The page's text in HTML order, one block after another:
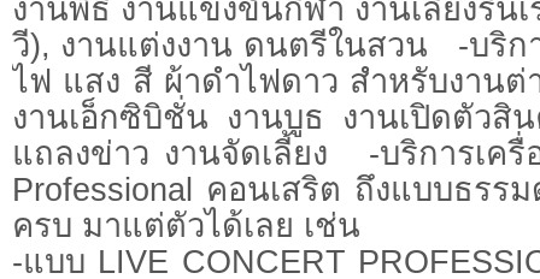
งานพิธี งานแข่งขันกีฬา งานเลี้ยงรื่นเ
วี), งานแต่งงาน ดนตรีในสวน -บริกา
ไฟ แสง สี ผ้าดำไฟดาว สำหรับงานต่
งานเอ็กซิบิชั่น งานบูธ งานเปิดตัวสิ
แถลงข่าว งานจัดเลี้ยง -บริการเครื่
Professional คอนเสริต ถึงแบบธรร
ครบ มาแต่ตัวได้เลย เช่น
-แบบ LIVE CONCERT